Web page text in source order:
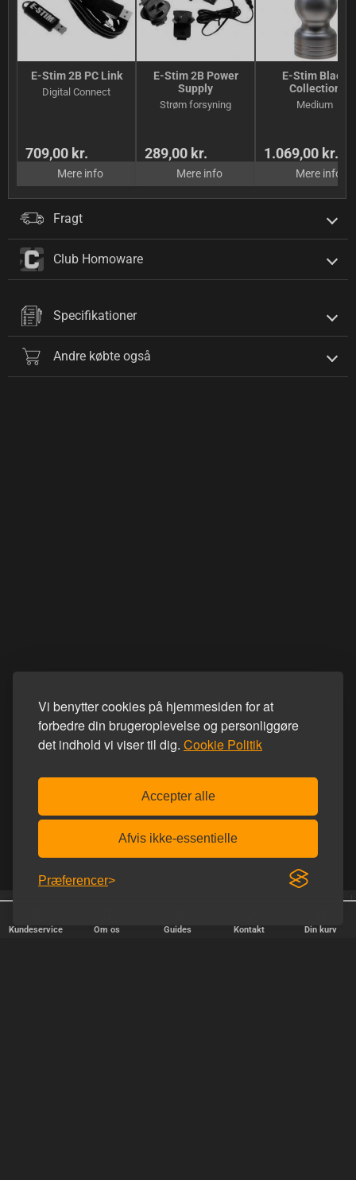
Vi benytter cookies på hjemmesiden for at
forbedre din brugeroplevelse og personliggøre
det indhold vi viser til dig. Cookie Politik
Accepter alle
Afvis ikke-essentielle
Præferencer
E-Stim 2B PC Link
Digital Connect
709,00 kr.
Mere info
E-Stim 2B Power
Supply
Strøm forsyning
289,00 kr.
Mere info
E-Stim Black
Collection
Medium
1.069,00 kr.
Mere info
Fragt
Club Homoware
Specifikationer
Andre købte også
Kundeservice Om os Guides Kontakt Din kurv